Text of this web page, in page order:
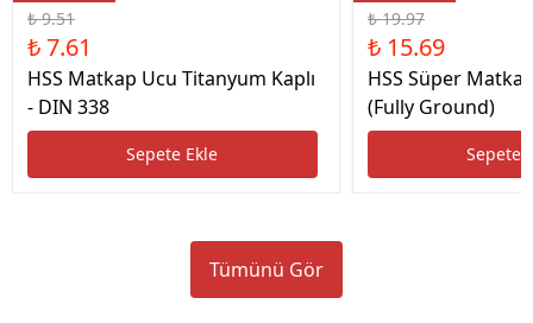
₺ 9.51
₺ 7.61
HSS Matkap Ucu Titanyum Kaplı
- DIN 338
Sepete Ekle
₺ 19.97
₺ 15.69
HSS Süper
(Fully Ground)
Sepete
Tümünü Gör